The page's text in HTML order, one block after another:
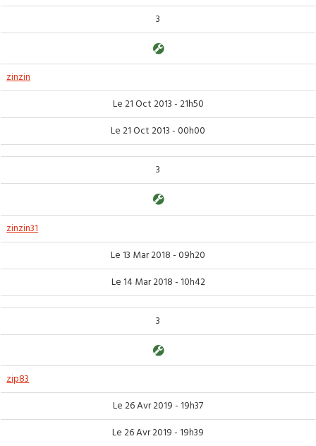
3
zinzin
Le 21 Oct 2013 - 21h50
Le 21 Oct 2013 - 00h00
3
zinzin31
Le 13 Mar 2018 - 09h20
Le 14 Mar 2018 - 10h42
3
zip83
Le 26 Avr 2019 - 19h37
Le 26 Avr 2019 - 19h39